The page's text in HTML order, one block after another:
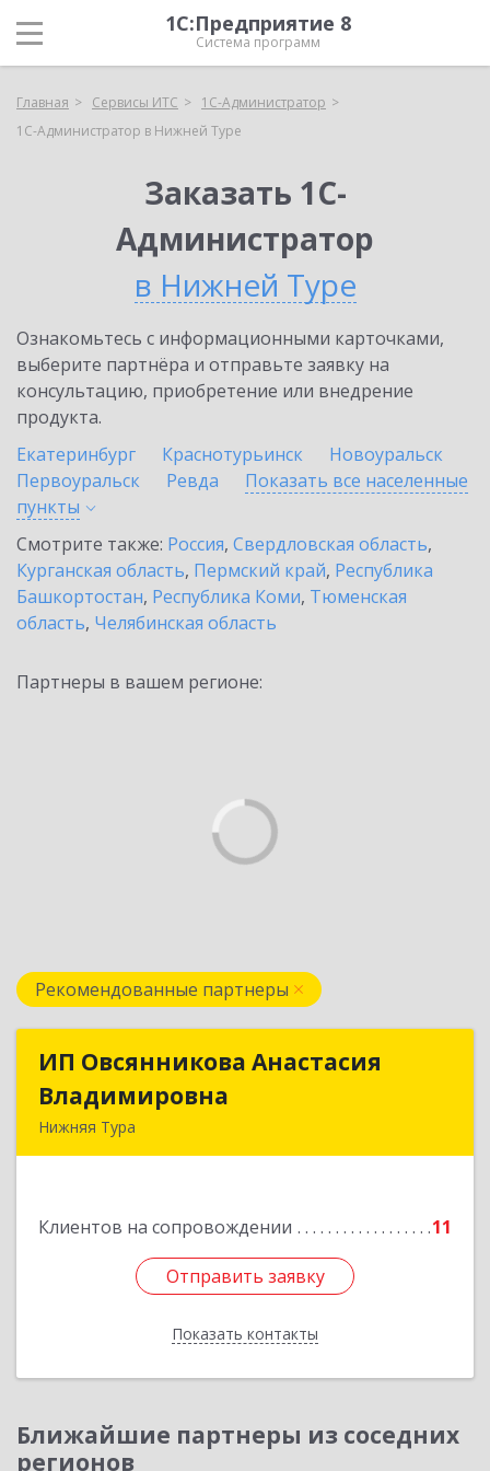
1С:Предприятие 8
Система программ
Главная Сервисы ИТС
1С-Администратор
1С-Администратор в Нижней Туре
Заказать 1С-
Администратор
в Нижней Туре
Ознакомьтесь с информационными карточками,
выберите партнёра и отправьте заявку на
консультацию, приобретение или внедрение
продукта.
Екатеринбург
Краснотурьинск
Новоуральск
Первоуральск
Ревда
Показать все населенные
пункты
Смотрите также: Россия, Свердловская область,
Курганская область, Пермский край, Республика
Башкортостан, Республика Коми, Тюменская
область, Челябинская область
Партнеры в вашем регионе:
Рекомендованные партнеры
ИП Овсянникова Анастасия
Владимировна
Нижняя Тура
Клиентов на сопровождении 11
Отправить заявку
Показать контакты
ИП Овсянникова Анастасия
Подробнее
Отправить заявку
Назад
Ближайшие партнеры из соседних
регионов